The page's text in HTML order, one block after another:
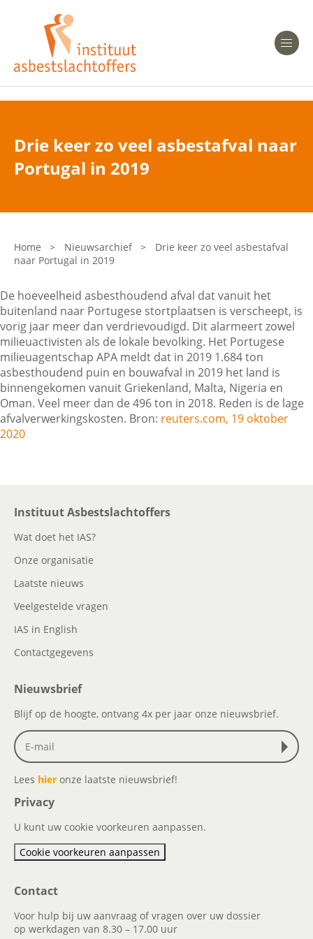
Heeft u Mesothelioom?
Heeft u Asbestose?
Bent u arts?
Asbest en Gezondheid
Laatste nieuws
Onze organisatie
Veelgestelde vragen
Contactgegevens
Zoeken
Drie keer zo veel asbestafval naar
Portugal in 2019
Home > Nieuwsarchief >
Drie keer zo veel asbestafval
naar Portugal in 2019
De hoeveelheid asbesthoudend afval dat vanuit het
buitenland naar Portugese stortplaatsen is verscheept, is
vorig jaar meer dan verdrievoudigd. Dit alarmeert zowel
milieuactivisten als de lokale bevolking. Het Portugese
milieuagentschap APA meldt dat in 2019 1.684 ton
asbesthoudend puin en bouwafval in 2019 het land is
binnengekomen vanuit Griekenland, Malta, Nigeria en
Oman. Veel meer dan de 496 ton in 2018. Reden is de lage
afvalverwerkingskosten. Bron: reuters.com, 19 oktober
2020
Instituut Asbestslachtoffers
Wat doet het IAS?
Onze organisatie
Laatste nieuws
Veelgestelde vragen
IAS in English
Contactgegevens
Nieuwsbrief
Blijf op de hoogte, ontvang 4x per jaar onze nieuwsbrief.
Lees hier onze laatste nieuwsbrief!
Privacy
U kunt uw cookie voorkeuren aanpassen.
Cookie voorkeuren aanpassen
Contact
Voor hulp bij uw aanvraag of vragen over uw dossier
op werkdagen van 8.30 – 17.00 uur